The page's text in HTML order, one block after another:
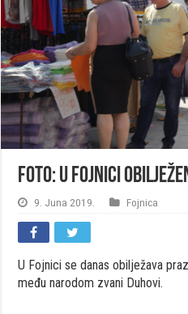
FOTO: U Fojnici
9. Juna 2019. Fojnica
U Fojnici se danas obilježava
među narodom zvani Duhovi.